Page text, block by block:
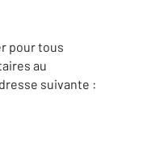
pour tous
au
suivante :